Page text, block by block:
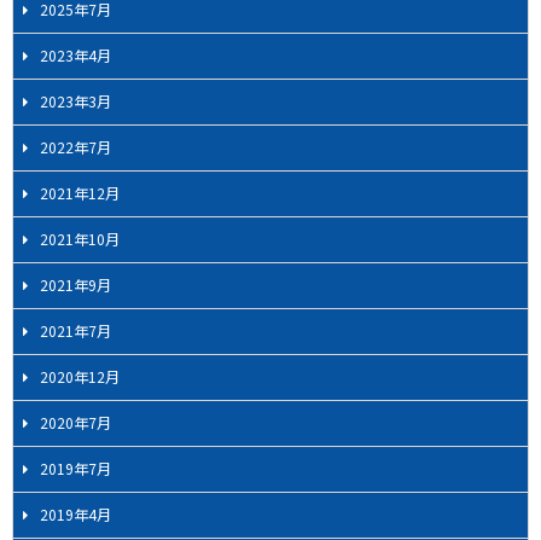
2025年7月
2023年4月
2023年3月
2022年7月
2021年12月
2021年10月
2021年9月
2021年7月
2020年12月
2020年7月
2019年7月
2019年4月